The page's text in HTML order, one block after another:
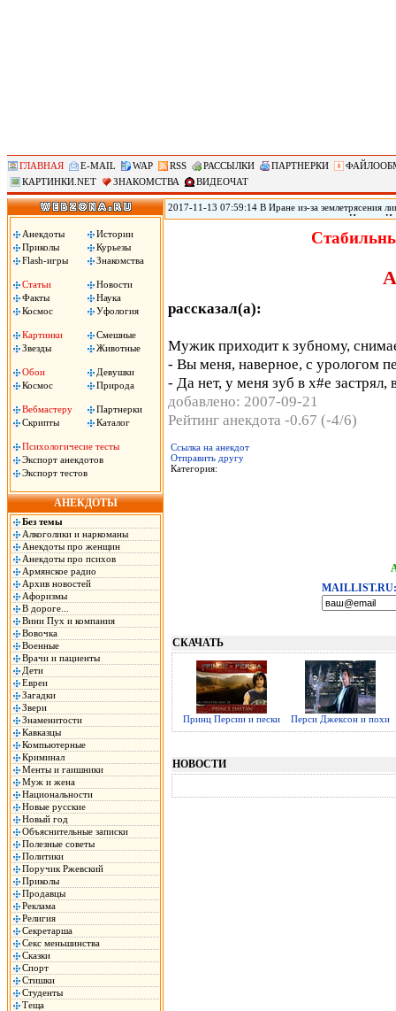
ГЛАВНАЯ E-MAIL WAP RSS РАССЫЛКИ ПАРТНЕРКИ
КАРТИНКИ.NET
ЗНАКОМСТВА ВИДЕОЧАТ
Анекдоты
Истории
Приколы
Курьезы
Flash-игры
Знакомства
Статьи
Новости
Факты
Наука
Космос
Уфология
Картинки
Смешные
Звезды
Животные
Обои
Девушки
Космос
Природа
Вебмастеру
Партнерки
Скрипты
Каталог
Психологичесие тесты
Экспорт анекдотов
Экспорт тестов
АНЕКДОТЫ
Без темы
Алкоголики и наркоманы
Анекдоты про женщин
Анекдоты про психов
Армянское радио
Архив новостей
Афоризмы
В дороге...
Вини Пух и компания
Вовочка
Военные
Врачи и пациенты
Дети
Евреи
Загадки
Звери
Знаменитости
Кавказцы
Компьютерные
Криминал
Менты и гаишники
Муж и жена
Национальности
Новые русские
Новый год
Объяснительные записки
Полезные советы
Политики
Поручик Ржевский
Приколы
Продавцы
Реклама
Религия
Секретарша
Секс меньшинства
Сказки
Спорт
Стишки
Студенты
Теща
2017-11-13 07:59:14 В Иране из-за землетрясения
произошедшего в воскресенье на границе Ирана с
вырасти, передает РИА «Новости».
рассказал(а):
Мужик приходит к зубному,
- Вы меня, наверное, с урологом
- Да нет, у меня зуб в х#е застрял,
добавлено: 2007-09-21
Рейтинг анекдота -0.67 (-4/6)
Ссылка на анекдот
Отправить другу
Категория:
MAILLIST.RU:
СКАЧАТЬ
Принц Персии и пески Перси Джексон и похи
НОВОСТИ